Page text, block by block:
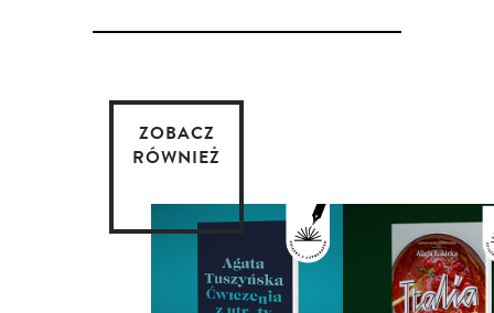
ZOBACZ
RÓWNIEŻ